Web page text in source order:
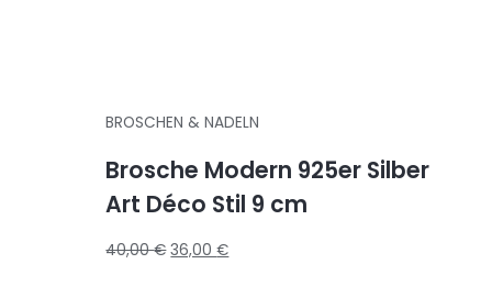
BROSCHEN & NADELN
Brosche Modern 925er Silber
Art Déco Stil 9 cm
40,00€ 36,00€